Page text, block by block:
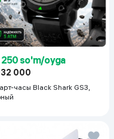
250 so'm/oyga
000
часы Black Shark GS3,